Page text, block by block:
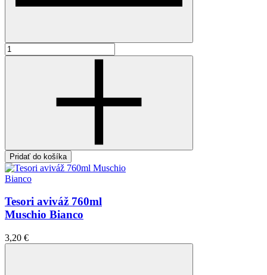
Pridať do košíka
Tesori aviváž 760ml
Muschio Bianco
3,20 €